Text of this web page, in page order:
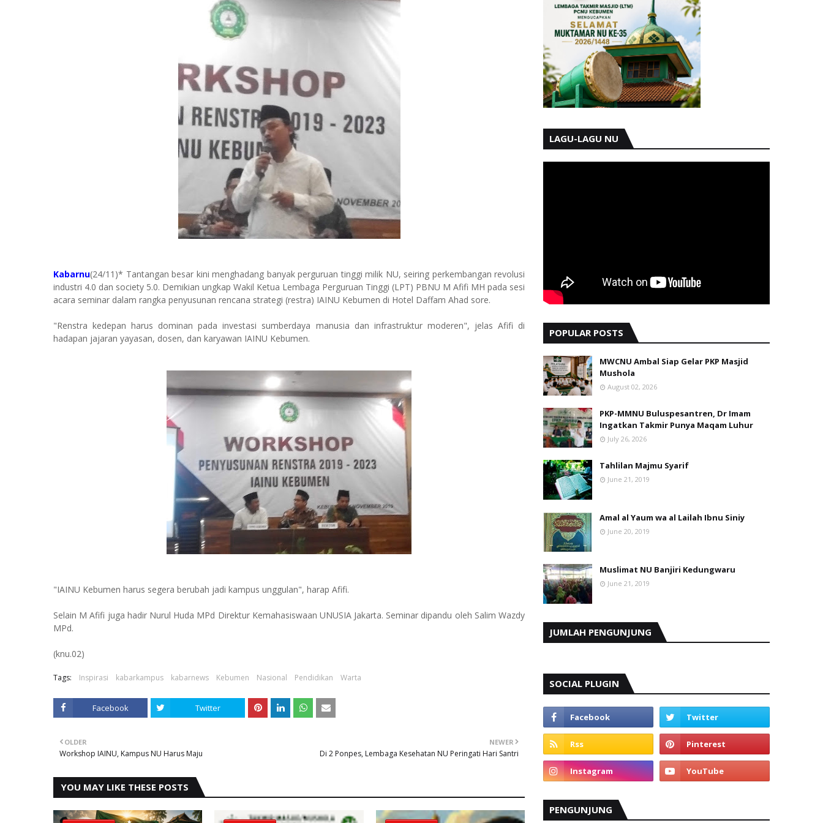
Kabarnu(24/11)* Tantangan besar kini menghadang banyak perguruan tinggi milik NU, seiring perkembangan revolusi
industri 4.0 dan society 5.0. Demikian ungkap Wakil Ketua Lembaga Perguruan Tinggi (LPT) PBNU M Afifi MH pada sesi
acara seminar dalam rangka penyusunan rencana strategi (restra) IAINU Kebumen di Hotel Daffam Ahad sore.
"Renstra kedepan harus dominan pada investasi sumberdaya manusia dan infrastruktur moderen", jelas Afifi di
hadapan jajaran yayasan, dosen, dan karyawan IAINU Kebumen.
"IAINU Kebumen harus segera berubah jadi kampus unggulan", harap Afifi.
Selain M Afifi juga hadir Nurul Huda MPd Direktur Kemahasiswaan UNUSIA Jakarta. Seminar dipandu oleh Salim Wazdy
MPd.
(knu.02)
Tags: Inspirasi kabarkampus kabarnews Kebumen Nasional Pendidikan Warta
Facebook Twitter
NEWER
Di 2 Ponpes, Lembaga Kesehatan NU Peringati Hari Santri
OLDER
Workshop IAINU, Kampus NU Harus Maju
YOU MAY LIKE THESE POSTS
LAGU-LAGU NU
POPULAR POSTS
MWCNU Ambal Siap Gelar PKP Masjid
Mushola
August 02, 2026
PKP-MMNU Buluspesantren, Dr Imam
Ingatkan Takmir Punya Maqam Luhur
July 26, 2026
Tahlilan Majmu Syarif
June 21, 2019
Amal al Yaum wa al Lailah Ibnu Siniy
June 20, 2019
Muslimat NU Banjiri Kedungwaru
June 21, 2019
JUMLAH PENGUNJUNG
SOCIAL PLUGIN
PENGUNJUNG